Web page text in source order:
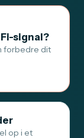
signal?
forbedre dit
op i et